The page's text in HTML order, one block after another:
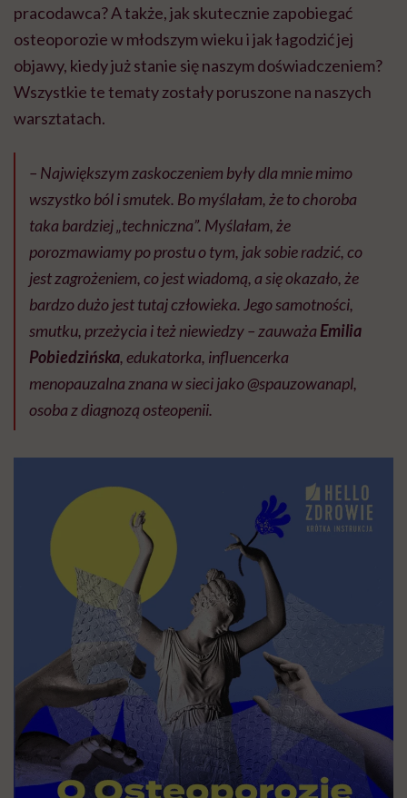
pracodawca? A także, jak skutecznie zapobiegać
osteoporozie w młodszym wieku i jak łagodzić jej
objawy, kiedy już stanie się naszym doświadczeniem?
Wszystkie te tematy zostały poruszone na naszych
warsztatach.
– Największym zaskoczeniem były dla mnie mimo
wszystko ból i smutek. Bo myślałam, że to choroba
taka bardziej „techniczna”. Myślałam, że
porozmawiamy po prostu o tym, jak sobie radzić, co
jest zagrożeniem, co jest wiadomą, a się okazało, że
bardzo dużo jest tutaj człowieka. Jego samotności,
smutku, przeżycia i też niewiedzy – zauważaEmilia
Pobiedzińska, edukatorka, influencerka
menopauzalna znana w sieci jako @spauzowanapl,
osoba z diagnozą osteopenii.